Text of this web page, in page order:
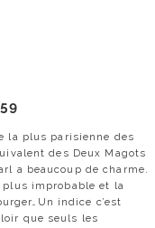
la plus parisienne des
des Deux Magots
a beaucoup de charme.
plus improbable et la
indice c’est
que seuls les